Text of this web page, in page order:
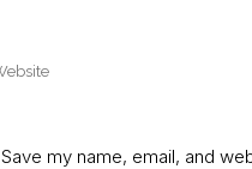
Save my name, email, and